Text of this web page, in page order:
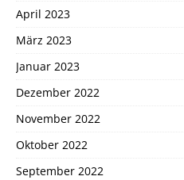
April 2023
März 2023
Januar 2023
Dezember 2022
November 2022
Oktober 2022
September 2022